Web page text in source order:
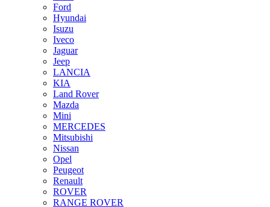
Ford
Hyundai
Isuzu
Iveco
Jaguar
Jeep
LANCIA
KIA
Land Rover
Mazda
Mini
MERCEDES
Mitsubishi
Nissan
Opel
Peugeot
Renault
ROVER
RANGE ROVER